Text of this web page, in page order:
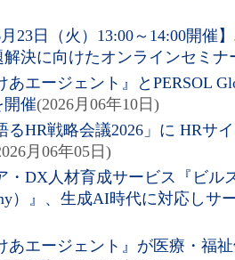
月23日（火）13:00～14:00開
解決に向けたオンラインセミナ
あエージェント』とPERSOL
開催(2026月06年10日)
るHR戦略会議2026」に HRサ
月06年05日)
・DX人材育成サービス『ビル
）』、生成AI時代に対応しサ
あエージェント』が医療・